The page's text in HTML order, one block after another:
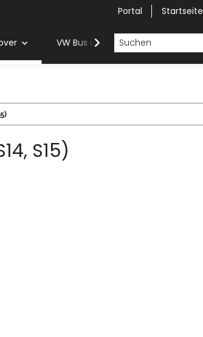
Portal Startseite
VW Bus und Van Car Cover
S15)